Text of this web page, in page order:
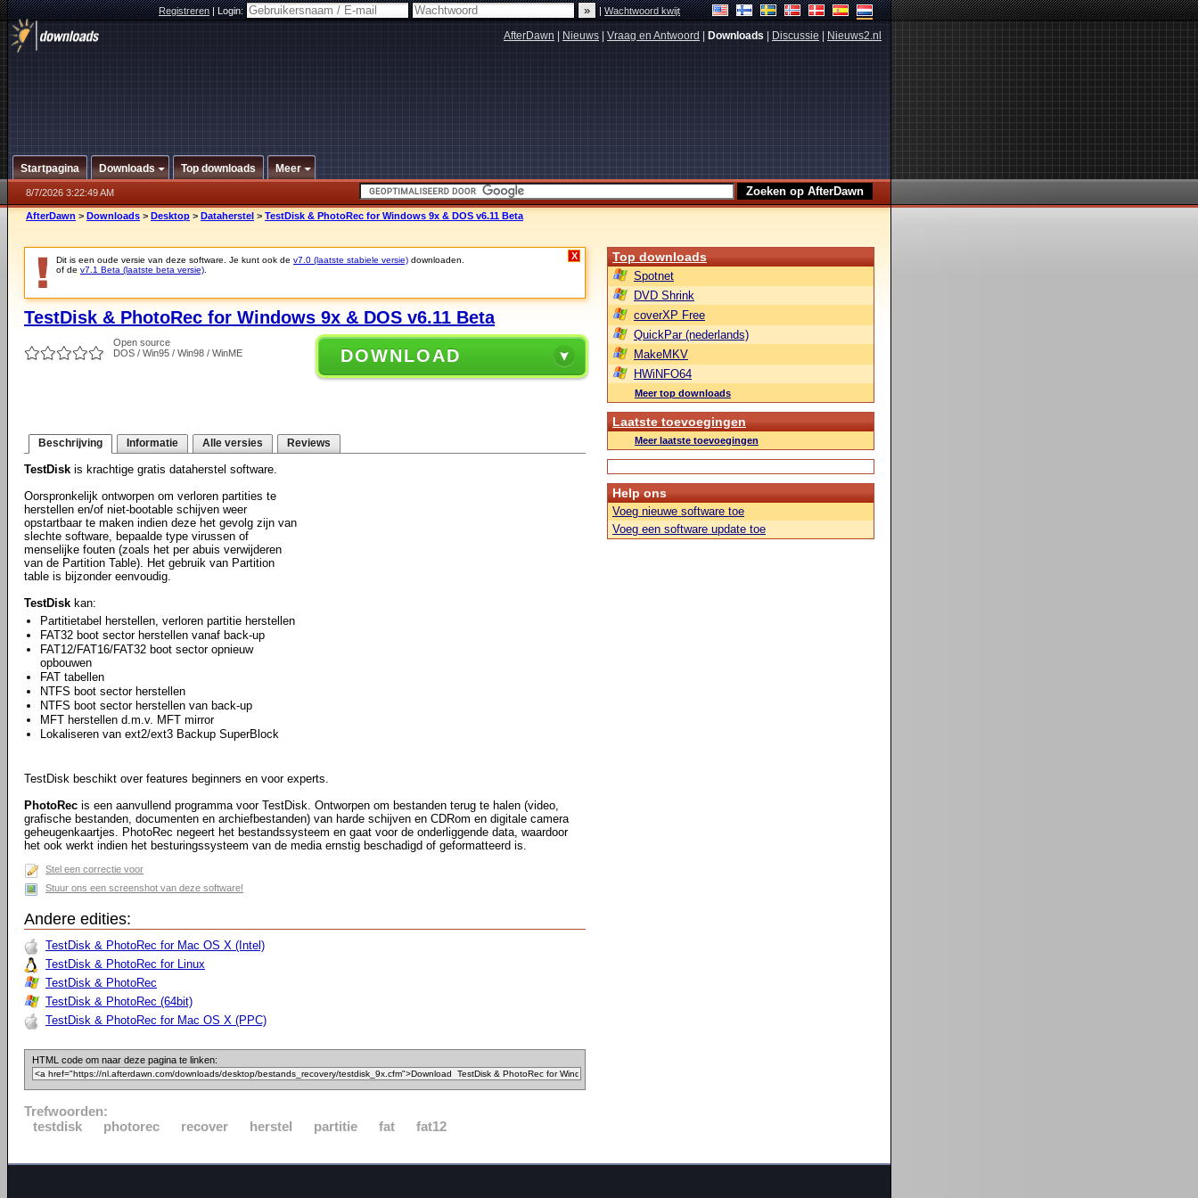
Registreren|Login: |Wachtwoord kwijt
AfterDawn Nieuws Vraag en Antwoord Downloads Discussie Nieuws2.nl
Startpagina Downloads Top downloads Meer
8/7/2026 3:22:49 AM
AfterDawn > Downloads > Desktop > Dataherstel > TestDisk & PhotoRec for Windows 9x & DOS v6.11 Beta
Dit is een oude versie van deze software. Je kunt ook de v7.0 (laatste stabiele versie) downloaden.
of de v7.1 Beta (laatste beta versie)
X
TestDisk & PhotoRec for Windows 9x & DOS v6.11 Beta
Open source
DOS / Win95 / Win98 / WinME
DOWNLOAD
Beschrijving Informatie Alle versies Reviews
TestDisk is krachtige gratis dataherstel software.
Oorspronkelijk ontworpen om verloren partities te
herstellen en/of niet-bootable schijven weer
opstartbaar te maken indien deze het gevolg zijn van
slechte software, bepaalde type virussen of
menselijke fouten (zoals het per abuis verwijderen
van de Partition Table). Het gebruik van Partition
table is bijzonder eenvoudig.
TestDisk kan:
Partitietabel herstellen, verloren partitie herstellen
FAT32 boot sector herstellen vanaf back-up
FAT12/FAT16/FAT32 boot sector opnieuw
opbouwen
FAT tabellen
NTFS boot sector herstellen
NTFS boot sector herstellen van back-up
MFT herstellen d.m.v. MFT mirror
Lokaliseren van ext2/ext3 Backup SuperBlock
TestDisk beschikt over features beginners en voor experts.
PhotoRec is een aanvullend programma voor TestDisk. Ontworpen om bestanden terug te halen (video,
grafische bestanden, documenten en archiefbestanden) van harde schijven en CDRom en digitale camera
geheugenkaartjes. PhotoRec negeert het bestandssysteem en gaat voor de onderliggende data, waardoor
het ook werkt indien het besturingssysteem van de media ernstig beschadigd of geformatteerd is.
Stel een correctie voor
Stuur ons een screenshot van deze software!
Andere edities:
TestDisk & PhotoRec for Mac OS X (Intel)
TestDisk & PhotoRec for Linux
TestDisk & PhotoRec
TestDisk & PhotoRec (64bit)
TestDisk & PhotoRec for Mac OS X (PPC)
HTML code om naar deze pagina te linken:
Trefwoorden:
testdisk
photorec recover herstel partitie fat fat12
Top downloads
Spotnet
DVD Shrink
coverXP Free
QuickPar (nederlands)
MakeMKV
HWiNFO64
Meer top downloads
Laatste toevoegingen
Meer laatste toevoegingen
Help ons
Voeg nieuwe software toe
Voeg een software update toe